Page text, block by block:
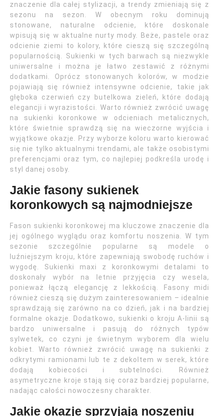
znaczenie dla całej stylizacji, a trendy zmieniają się z
sezonu na sezon. W obecnym roku dominują
stonowane, naturalne odcienie, które doskonale
wpisują się w aktualne nurty mody. Beże, pastele oraz
odcienie ziemi to kolory, które cieszą się szczególną
popularnością. Sukienki w tych barwach są niezwykle
uniwersalne i można je łatwo zestawić z różnymi
dodatkami. Oprócz stonowanych kolorów, w modzie
pojawiają się również intensywne odcienie, takie jak
głęboka czerwień czy butelkowa zieleń, które dodają
elegancji i wyrazistości. Warto również zwrócić uwagę
na sukienki koronkowe w odcieniach metalicznych,
które świetnie sprawdzą się na wieczorne wyjścia i
wyjątkowe okazje. Przy wyborze koloru warto kierować
się nie tylko aktualnymi trendami, ale także osobistymi
preferencjami oraz tym, co najlepiej podkreśla urodę i
styl danej osoby.
Jakie fasony sukienek
koronkowych są najmodniejsze
Fason sukienki koronkowej ma kluczowe znaczenie dla
jej ogólnego wyglądu oraz komfortu noszenia. W tym
sezonie szczególnie popularne są modele o
luźniejszym kroju, które zapewniają swobodę ruchów i
wygodę. Sukienki maxi z koronkowymi detalami to
doskonały wybór na letnie przyjęcia czy wesela,
ponieważ łączą elegancję z lekkością. Fasony midi
również cieszą się dużym zainteresowaniem – idealnie
sprawdzają się zarówno na co dzień, jak i na bardziej
formalne okazje. Dodatkowo, sukienki o kroju A-linii są
bardzo uniwersalne i pasują do różnych typów
sylwetek, co czyni je świetnym wyborem dla wielu
kobiet. Warto również zwrócić uwagę na sukienki z
odkrytymi ramionami lub te z dekoltem w serek, które
dodają kobiecości i subtelności. Również
asymetryczne kroje stają się coraz bardziej popularne,
nadając całości nowoczesny charakter.
Jakie okazje sprzyjają noszeniu